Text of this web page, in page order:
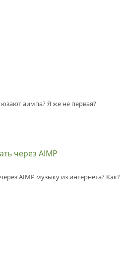
аимпа? Я же не первая?
через AIMP
AIMP музыку из интернета? Как?